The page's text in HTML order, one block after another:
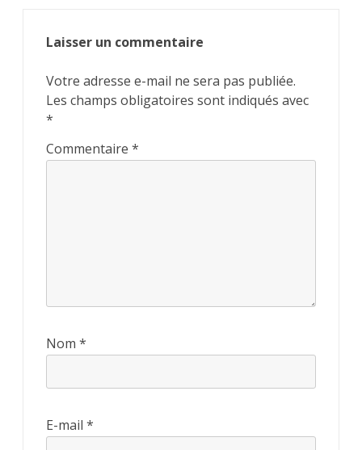
Laisser un commentaire
Votre adresse e-mail ne sera pas publiée.
Les champs obligatoires sont indiqués avec
*
Commentaire *
Nom *
E-mail *